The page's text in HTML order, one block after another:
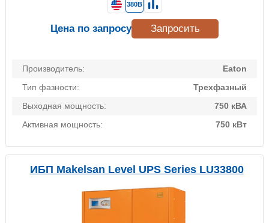
Производитель:
Eaton
Тип фазности:
Трехфазный
Выходная мощность:
750 кВА
Активная мощность:
750 кВт
380В
Цена по запросу Запросить
ИБП Makelsan Level UPS Series LU33800